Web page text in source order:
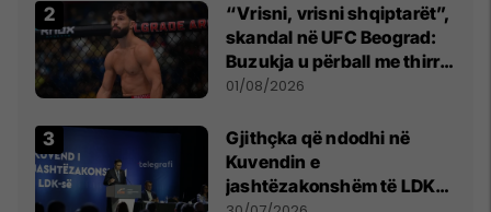
“Vrisni, vrisni shqiptarët”,
skandal në UFC Beograd:
Buzukja u përball me thirrje
anti-shqiptare nga
01/08/2026
Gjithçka që ndodhi në
Kuvendin e
jashtëzakonshëm të LDK-